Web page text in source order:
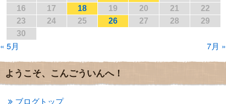
2017年1月(2)
2016年12月(4)
2016年11月(3)
2016年10月
2016年9月
2016年6月
(2)
2016年5月(3)
2016年4月
(4)
16 17 18 19 20 21
22
23
24 25 26 27 28
29
30
« 5月 7月 »
ようこそ、こんごういんへ！
ブログトップ